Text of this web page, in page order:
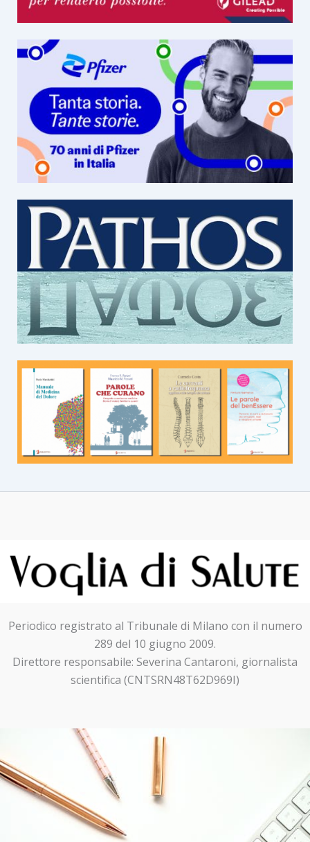
Periodico registrato al Tribunale di Milano con il numero
289 del 10 giugno 2009.
Direttore responsabile: Severina Cantaroni, giornalista
scientifica (CNTSRN48T62D969I)